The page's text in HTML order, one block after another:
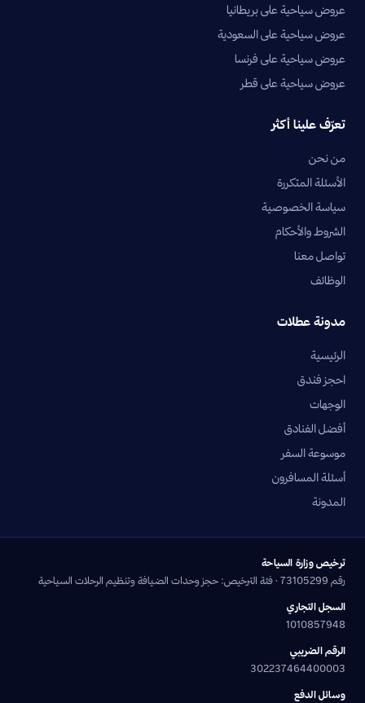
عروض سياحية على بريطانيا
عروض سياحية على السعودية
عروض سياحية على فرنسا
عروض سياحية على قطر
تعرّف علينا أكثر
من نحن
الأسئلة المتكررة
سياسة الخصوصية
الشروط والأحكام
تواصل معنا
الوظائف
مدونة عطلات
الرئيسية
احجز فندق
الوجهات
أفضل الفنادق
موسوعة السفر
أسئلة المسافرون
المدونة
ترخيص وزارة السياحة
رقم 73105299 · فئة الترخيص: حجز وحدات الضيافة وتنظيم الرحلات السياحية
السجل التجاري
1010857948
الرقم الضريبي
302237464400003
وسائل الدفع